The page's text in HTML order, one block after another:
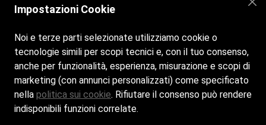
Home La Spiaggia Il Ristorante
Impostazioni Cookie
Noi e terze parti selezionate utilizziamo cookie o
tecnologie simili per scopi tecnici e, con il tuo consenso,
anche per funzionalità, esperienza, misurazione e scopi di
marketing (con annunci personalizzati) come specificato
nella politica sui cookie. Rifiutare il consenso può rendere
indisponibili funzioni correlate.